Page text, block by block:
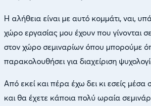
Η αλήθεια είναι με αυτό κομμάτι, ναι,
χώρο εργασίας μου έχουν που γίνονται
στον χώρο σεμιναρίων όπου μπορούμε
παρακολουθήσει για διαχείριση
Από εκεί και πέρα έχω δει κι εσείς
και θα έχετε κάποια πολύ ωραία